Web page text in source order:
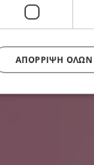
ΑΠΌΡΡΙΨΗ ΌΛΩΝ